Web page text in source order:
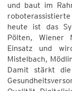
und baut im
heute ist das
Pölten, Wiener
Einsatz und
Mistelbach,
Damit stärkt